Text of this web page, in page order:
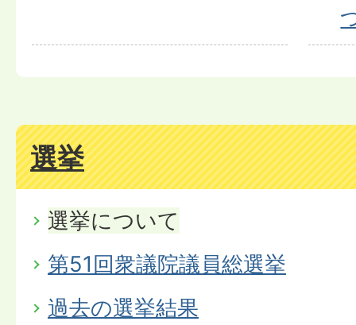
選挙
選挙について
第51回衆議院議員総選挙
過去の選挙結果